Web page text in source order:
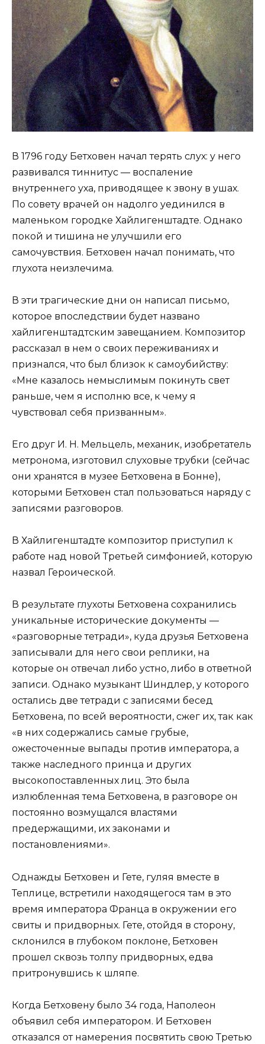
В 1796 году Бетховен начал терять слух: у него
развивался тиннитус — воспаление
внутреннего уха, приводящее к звону в ушах.
По совету врачей он надолго уединился в
маленьком городке Хайлигенштадте. Однако
покой и тишина не улучшили его
самочувствия. Бетховен начал понимать, что
глухота неизлечима.
В эти трагические дни он написал письмо,
которое впоследствии будет названо
хайлигенштадтским завещанием. Композитор
рассказал в нем о своих переживаниях и
признался, что был близок к самоубийству:
«Мне казалось немыслимым покинуть свет
раньше, чем я исполню все, к чему я
чувствовал себя призванным».
Его друг И. Н. Мельцель, механик, изобретатель
метронома, изготовил слуховые трубки (сейчас
они хранятся в музее Бетховена в Бонне),
которыми Бетховен стал пользоваться наряду с
записями разговоров.
В Хайлигенштадте композитор приступил к
работе над новой Третьей симфонией, которую
назвал Героической.
В результате глухоты Бетховена сохранились
уникальные исторические документы —
«разговорные тетради», куда друзья Бетховена
записывали для него свои реплики, на
которые он отвечал либо устно, либо в ответной
записи. Однако музыкант Шиндлер, у которого
остались две тетради с записями бесед
Бетховена, по всей вероятности, сжег их, так как
«в них содержались самые грубые,
ожесточенные выпады против императора, а
также наследного принца и других
высокопоставленных лиц. Это была
излюбленная тема Бетховена, в разговоре он
постоянно возмущался властями
предержащими, их законами и
постановлениями».
Однажды Бетховен и Гете, гуляя вместе в
Теплице, встретили находящегося там в это
время императора Франца в окружении его
свиты и придворных. Гете, отойдя в сторону,
склонился в глубоком поклоне, Бетховен
прошел сквозь толпу придворных, едва
притронувшись к шляпе.
Когда Бетховену было 34 года, Наполеон
объявил себя императором. И Бетховен
отказался от намерения посвятить свою Третью